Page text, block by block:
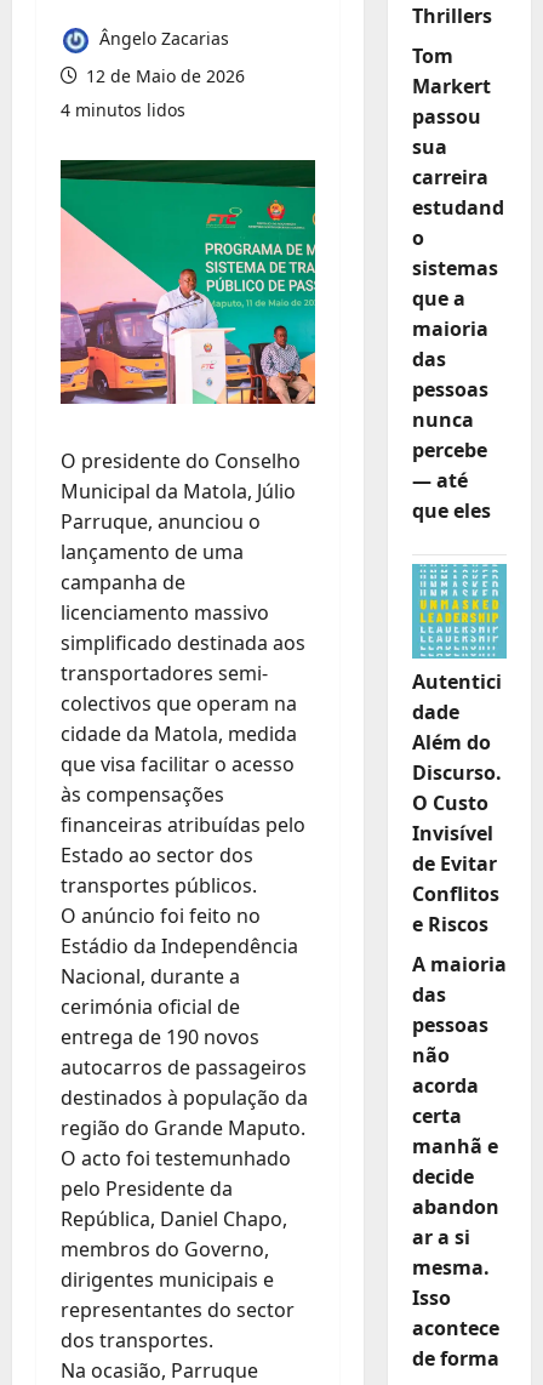
Ângelo Zacarias
12 de Maio de 2026
4 minutos lidos
O presidente do Conselho
Municipal da Matola, Júlio
Parruque, anunciou o
lançamento de uma
campanha de
licenciamento massivo
simplificado destinada aos
transportadores semi-
colectivos que operam na
cidade da Matola, medida
que visa facilitar o acesso
às compensações
financeiras atribuídas pelo
Estado ao sector dos
transportes públicos.
O anúncio foi feito no
Estádio da Independência
Nacional, durante a
cerimónia oficial de
entrega de 190 novos
autocarros de passageiros
destinados à população da
região do Grande Maputo.
O acto foi testemunhado
pelo Presidente da
República, Daniel Chapo,
membros do Governo,
dirigentes municipais e
representantes do sector
dos transportes.
Na ocasião, Parruque
Thrillers
Tom
Markert
passou
sua
carreira
estudand
o
sistemas
que a
maioria
das
pessoas
nunca
percebe
— até
que eles
Autentici
dade
Além do
Discurso.
O Custo
Invisível
de Evitar
Conflitos
e Riscos
A maioria
das
pessoas
não
acorda
certa
manhã e
decide
abandon
ar a si
mesma.
Isso
acontece
de forma